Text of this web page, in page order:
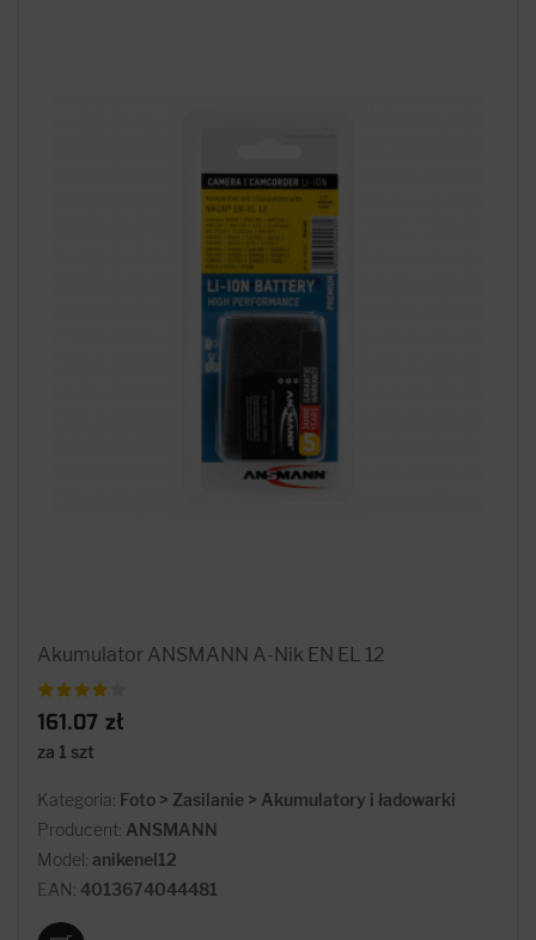
Akumulator ANSMANN A-Nik EN EL 12
161.07 zł
za 1 szt
Kategoria: Foto > Zasilanie > Akumulatory i ładowarki
Producent: ANSMANN
Model: anikenel12
EAN: 4013674044481